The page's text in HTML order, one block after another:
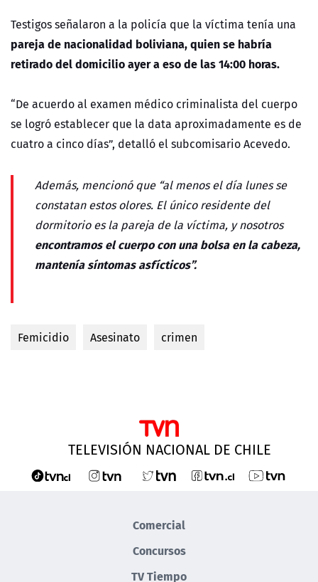
Testigos señalaron a la policía que la víctima tenía una
pareja de nacionalidad boliviana, quien se habría
retirado del domicilio ayer a eso de las 14:00 horas.
“De acuerdo al examen médico criminalista del cuerpo
se logró establecer que la data aproximadamente es de
cuatro a cinco días”, detalló el subcomisario Acevedo.
Además, mencionó que “al menos el día lunes se
constatan estos olores. El único residente del
dormitorio es la pareja de la víctima, y nosotros
encontramos el cuerpo con una bolsa en la cabeza,
mantenía síntomas asfícticos”.
Femicidio Asesinato crimen
TELEVISIÓN NACIONAL DE CHILE
Comercial
Concursos
TV Tiempo